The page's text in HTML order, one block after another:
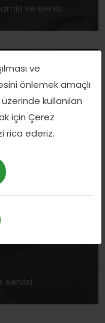
ve
önlemek amaçlı
kullanılan
için Çerez
rica ederiz.
ve servis
servisi